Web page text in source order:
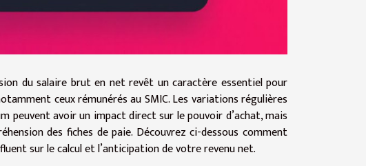
du salaire brut en net revêt un caractère essentiel pour
ceux rémunérés au SMIC. Les variations régulières
peuvent avoir un impact direct sur le pouvoir d’achat, mais
des fiches de paie. Découvrez ci-dessous comment
sur le calcul et l’anticipation de votre revenu net.